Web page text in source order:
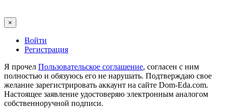
×
Войти
Регистрация
Я прочел Пользовательское соглашение, согласен с ним
полностью и обязуюсь его не нарушать. Подтверждаю свое
желание зарегистрировать аккаунт на сайте Dom-Eda.com.
Настоящее заявление удостоверяю электронным аналогом
собственноручной подписи.